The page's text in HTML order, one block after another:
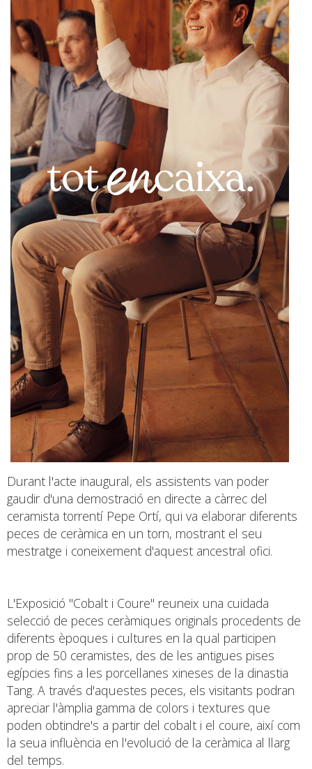
Durant l'acte inaugural, els assistents van poder
gaudir d'una demostració en directe a càrrec del
ceramista torrentí Pepe Ortí, qui va elaborar diferents
peces de ceràmica en un torn, mostrant el seu
mestratge i coneixement d'aquest ancestral ofici.
L'Exposició "Cobalt i Coure" reuneix una cuidada
selecció de peces ceràmiques originals procedents de
diferents èpoques i cultures en la qual participen
prop de 50 ceramistes, des de les antigues pises
egípcies fins a les porcellanes xineses de la dinastia
Tang. A través d'aquestes peces, els visitants podran
apreciar l'àmplia gamma de colors i textures que
poden obtindre's a partir del cobalt i el coure, així com
la seua influència en l'evolució de la ceràmica al llarg
del temps.